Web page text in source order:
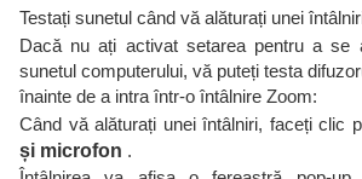
Testați sunetul când vă alăturați unei
Dacă nu ați activat setarea pentru a se
sunetul computerului, vă puteți testa
înainte de a intra într-o întâlnire Zoom:
Când vă alăturați unei întâlniri, faceți clic
și microfon .